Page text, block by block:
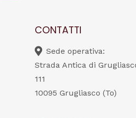
CONTATTI
Sede operativa:
Strada Antica di
111
10095 Grugliasco (To)